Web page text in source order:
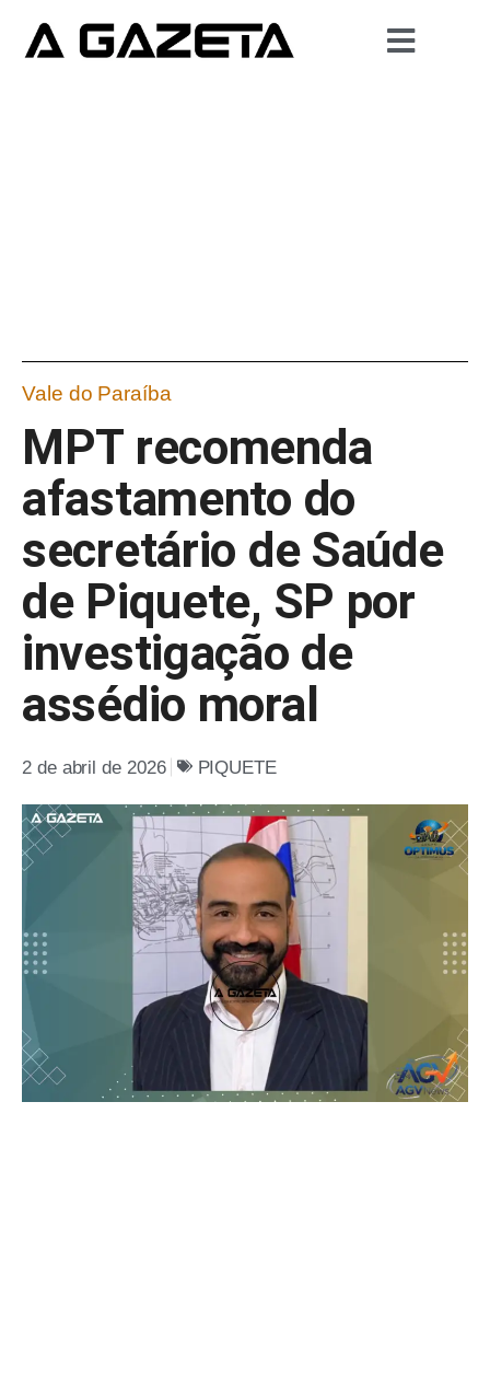
Vale do Paraíba
MPT recomenda
afastamento do
secretário de Saúde
de Piquete, SP por
investigação de
assédio moral
2 de abril de 2026 PIQUETE